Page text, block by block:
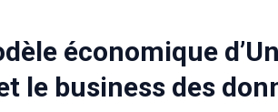
économique
le business des